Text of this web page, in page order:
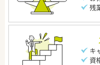
残
キ
資